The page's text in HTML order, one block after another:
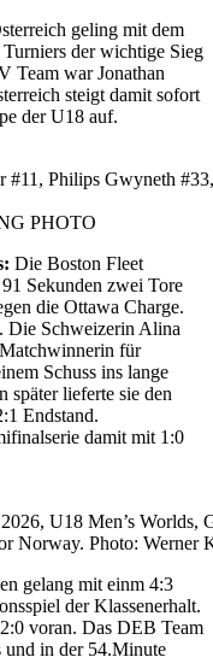
geling mit dem
der wichtige Sieg
Team war Jonathan
steigt damit sofort
der U18 auf.
#11, Philips Gwyneth
PHOTO
Die Boston Fleet
Sekunden zwei Tore
die Ottawa Charge.
Die Schweizerin Alina
für
Schuss ins lange
später lieferte sie den
Endstand.
damit mit 1:0
U18 Men’s Worlds,
Norway. Photo: Werner
gelang mit einm 4:3
der Klassenerhalt.
voran. Das DEB Team
und in der 54.Minute